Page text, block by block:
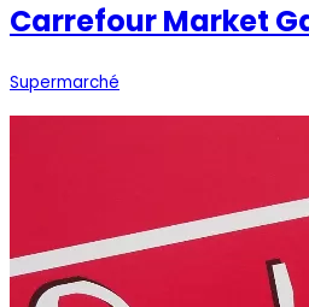
Carrefour Market
Supermarché